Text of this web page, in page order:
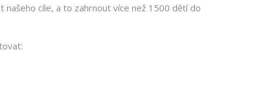
cíle, a to zahrnout více než 1500 dětí do